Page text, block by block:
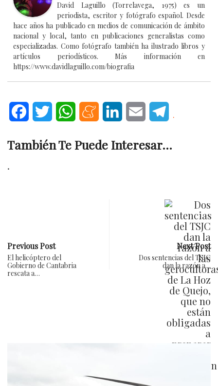
David Laguillo (Torrelavega, 1975) es un
periodista, escritor y fotógrafo español. Desde
hace años ha publicado en medios de comunicación de ámbito
nacional y local, tanto en publicaciones generalistas como
especializadas. Como fotógrafo también ha ilustrado libros y
artículos periodísticos. Más información en
https://www.davidlaguillo.com/biografia
FacebookTwitter WhatsAppMeneameLinkedInEmail .
También Te Puede Interesar...
.
Previous Post
El helicóptero del
Gobierno de Cantabria
rescata a…
Next Post
Dos sentencias del TSJC
dan la razón a…